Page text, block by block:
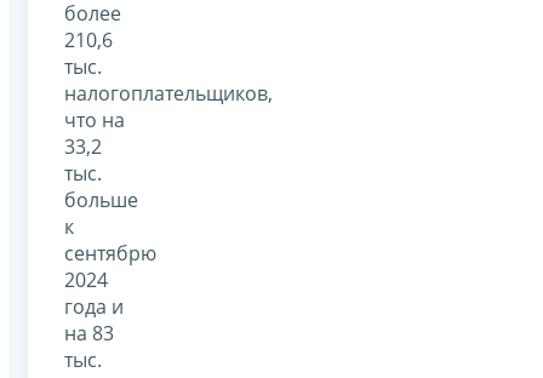
более
210,6
тыс.
налогоплательщиков,
что на
33,2
тыс.
больше
к
сентябрю
2024
года и
на 83
тыс.